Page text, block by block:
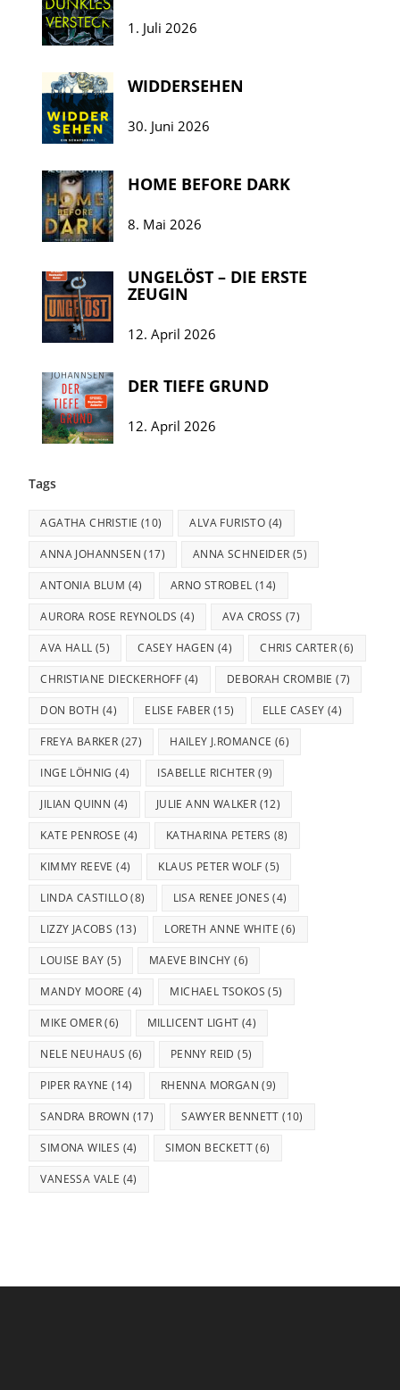
1. Juli 2026
WIDDERSEHEN
30. Juni 2026
HOME BEFORE DARK
8. Mai 2026
UNGELÖST – DIE ERSTE
ZEUGIN
12. April 2026
DER TIEFE GRUND
12. April 2026
Tags
AGATHA CHRISTIE (10) ALVA FURISTO (4)
ANNA JOHANNSEN (17) ANNA SCHNEIDER (5)
ANTONIA BLUM (4) ARNO STROBEL (14)
AURORA ROSE REYNOLDS (4) AVA CROSS (7)
AVA HALL (5) CASEY HAGEN (4) CHRIS CARTER(6)
CHRISTIANE DIECKERHOFF (4) DEBORAH CROMBIE (7)
DON BOTH (4) ELISE FABER (15) ELLE CASEY (4)
FREYA BARKER (27) HAILEY J.ROMANCE (6)
INGE LÖHNIG (4) ISABELLE RICHTER (9)
JILIAN QUINN (4) JULIE ANN WALKER (12)
KATE PENROSE (4) KATHARINA PETERS (8)
KIMMY REEVE (4) KLAUS PETER WOLF (5)
LINDA CASTILLO(8) LISA RENEE JONES (4)
LIZZY JACOBS (13) LORETH ANNE WHITE (6)
LOUISE BAY (5) MAEVE BINCHY (6)
MANDY MOORE (4) MICHAEL TSOKOS (5)
MIKE OMER(6) MILLICENT LIGHT (4)
NELE NEUHAUS (6) PENNY REID (5)
PIPER RAYNE (14) RHENNA MORGAN (9)
SANDRA BROWN (17) SAWYER BENNETT (10)
SIMONA WILES (4) SIMON BECKETT(6)
VANESSA VALE (4)